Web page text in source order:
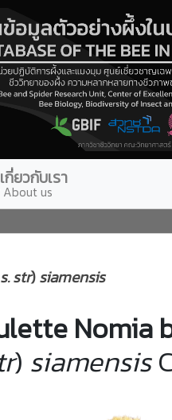
ยวกับเรา
us
str)siamensis
Nomia
) siamensis